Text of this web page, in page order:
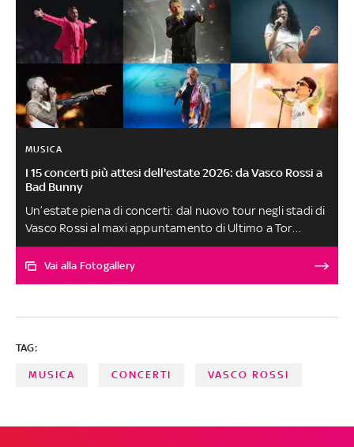
MUSICA
I 15 concerti più attesi dell'estate 2026: da Vasco Rossi a
Bad Bunny
Un’estate piena di concerti: dal nuovo tour negli stadi di
Vasco Rossi al maxi appuntamento di Ultimo a Tor
Vergata passando per il ritorno di Ricky Martin. Attesi
anche Irama allo stadio San Siro di Milano, gli Ateez
Vai alla Fotogallery
TAG:
MUSICA CONCERTI VASCO ROSSI